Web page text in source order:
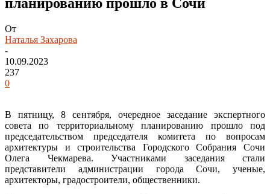
От
Наталья Захарова
-
10.09.2023
237
0
В пятницу, 8 сентября, очередное заседание экспертного
совета по территориальному планированию прошло под
председательством председателя комитета по вопросам
архитектуры и строительства Городского Собрания Сочи
Олега Чекмарева. Участниками заседания стали
представители администрации города Сочи, ученые,
архитекторы, градостроители, общественники.